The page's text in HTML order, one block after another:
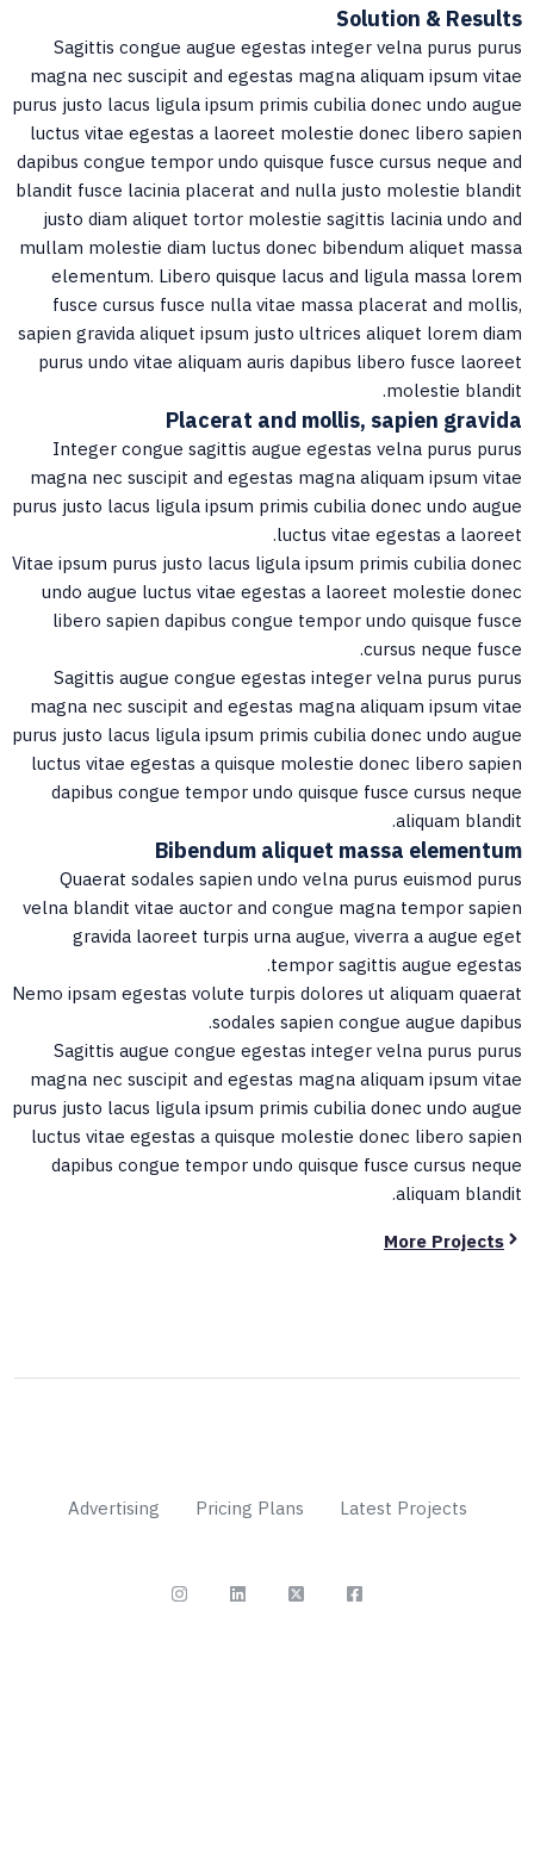
Solution &
Sagittis congue augue egestas integer velna purus
magna nec suscipit and egestas magna aliquam ipsum
purus justo lacus ligula ipsum primis cubilia donec undo
luctus vitae egestas a laoreet molestie donec libero
dapibus congue tempor undo quisque fusce cursus neque
blandit fusce lacinia placerat and nulla justo molestie
justo diam aliquet tortor molestie sagittis lacinia undo
mullam molestie diam luctus donec bibendum aliquet
elementum. Libero quisque lacus and ligula massa
fusce cursus fusce nulla vitae massa placerat and
sapien gravida aliquet ipsum justo ultrices aliquet lorem
purus undo vitae aliquam auris dapibus libero fusce
molestie
Placerat and mollis, sapien
Integer congue sagittis augue egestas velna purus
magna nec suscipit and egestas magna aliquam ipsum
purus justo lacus ligula ipsum primis cubilia donec undo
luctus vitae egestas a
Vitae ipsum purus justo lacus ligula ipsum primis cubilia
undo augue luctus vitae egestas a laoreet molestie
libero sapien dapibus congue tempor undo quisque
cursus neque
Sagittis augue congue egestas integer velna purus
magna nec suscipit and egestas magna aliquam ipsum
purus justo lacus ligula ipsum primis cubilia donec undo
luctus vitae egestas a quisque molestie donec libero
dapibus congue tempor undo quisque fusce cursus
aliquam
Bibendum aliquet massa
Quaerat sodales sapien undo velna purus euismod
velna blandit vitae auctor and congue magna tempor
gravida laoreet turpis urna augue, viverra a augue
tempor sagittis augue
Nemo ipsam egestas volute turpis dolores ut aliquam
sodales sapien congue augue
Sagittis augue congue egestas integer velna purus
magna nec suscipit and egestas magna aliquam ipsum
purus justo lacus ligula ipsum primis cubilia donec undo
luctus vitae egestas a quisque molestie donec libero
dapibus congue tempor undo quisque fusce cursus
aliquam
More Projects
Latest Projects
Pricing Plans
Advertising